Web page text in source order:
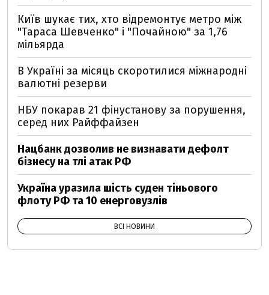
Київ шукає тих, хто відремонтує метро між
"Тараса Шевченко" і "Почайною" за 1,76
мільярда
В Україні за місяць скоротилися міжнародні
валютні резерви
НБУ покарав 21 фінустанову за порушення,
серед них Райффайзен
Нацбанк дозволив не визнавати дефолт
бізнесу на тлі атак РФ
Україна уразила шість суден тіньового
флоту РФ та 10 енерговузлів
ВСІ НОВИНИ